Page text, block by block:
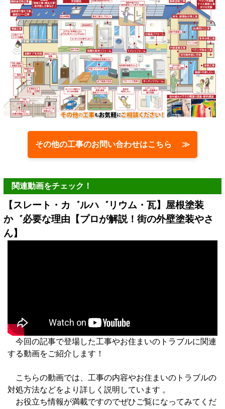
その他の工事のお問い合わせはこちら ≫
関連動画をチェック！
【スレート・カ゛ルハ゛リウム・瓦】屋根塗装
か゛必要な理由【プロが解説！街の外壁塗装やさ
ん】
今回の記事で登場した工事やお住まいのトラブルに関連
する動画をご紹介します！
こちらの動画では、工事の内容やお住まいのトラブルの
対処方法などをより詳しく説明しています 。
お役立ち情報が満載ですのでぜひご覧になってみてくだ